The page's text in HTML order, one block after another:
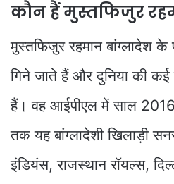
कौन हैं मुस्तफिजुर
मुस्तफिजुर रहमान बांग्लादेश
गिने जाते हैं और दुनिया की
हैं। वह आईपीएल में साल
तक यह बांग्लादेशी खिलाड़ी
इंडियंस, राजस्थान रॉयल्स,